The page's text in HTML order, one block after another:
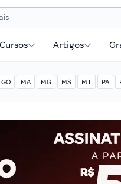
Cursos Artigos
GO MA MG MS MT PA